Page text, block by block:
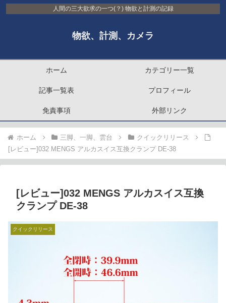
人間の三大欲求の一つ(？) 物欲と計測の記録
物欲、計測、カメラ
ホーム カテゴリー一覧
記事一覧表 プロフィール
免責事項 外部リンク
ホーム 三脚、一脚、雲台
クイックリリース
[レビュー]032 MENGS アルカスイス互換クランプ DE-38
[レビュー]032 MENGS アルカスイス互換
クランプ DE-38
クイックリリース